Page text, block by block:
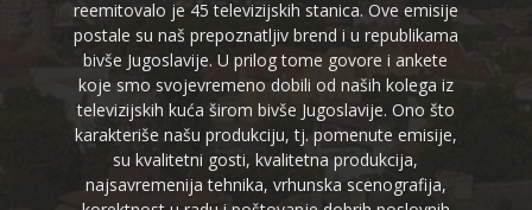
reemitovalo je 45 televizijskih stanica. Ove emisije
postale su naš prepoznatljiv brend i u republikama
bivše Jugoslavije. U prilog tome govore i ankete
koje smo svojevremeno dobili od naših kolega iz
televizijskih kuća širom bivše Jugoslavije. Ono što
karakteriše našu produkciju, tj. pomenute emisije,
su kvalitetni gosti, kvalitetna produkcija,
najsavremenija tehnika, vrhunska scenografija,